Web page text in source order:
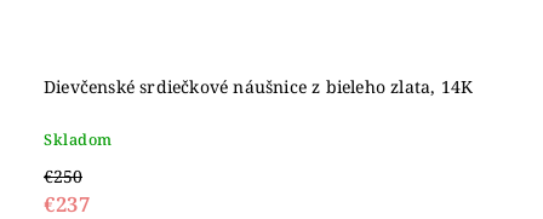
Dievčenské srdiečkové náušnice z bieleho zlata, 14K
Skladom
€250
€237